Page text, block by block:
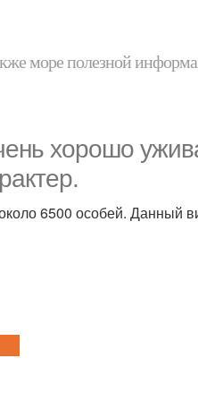
море полезной
хорошо
6500 особей. Данный